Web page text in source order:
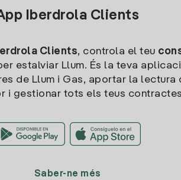
Iberdrola Clients
Clients, controla el teu
estalviar Llum. És la teva
de Llum i Gas, aportar la lectura
i gestionar tots els teus
Saber-ne més